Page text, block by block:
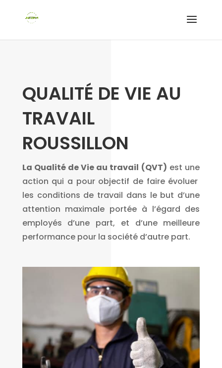
QUALITÉ DE VIE AU
TRAVAIL
ROUSSILLON
La Qualité de Vie au travail (QVT) est une
action qui a pour objectif de faire évoluer
les conditions de travail dans le but d’une
attention maximale portée à l’égard des
employés d’une part, et d’une meilleure
performance pour la société d’autre part.